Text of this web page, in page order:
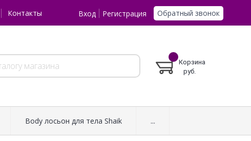
Контакты Вход Регистрация Обратный звонок
Корзина
руб.
Body лосьон для тела Shaik ...